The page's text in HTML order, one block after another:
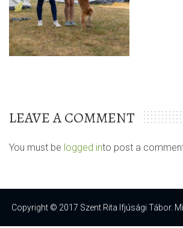
LEAVE A COMMENT
You must be logged into post a
Copyright © 2017 Szent Rita Ifjúsági Tábor.